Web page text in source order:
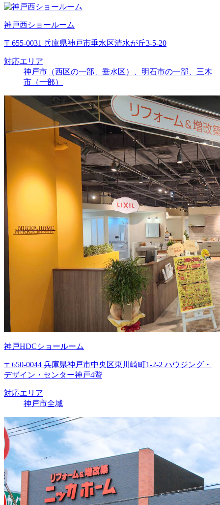
神戸西ショールーム
〒655-0031 兵庫県神戸市垂水区清水が丘3-5-20
対応エリア
神戸市（西区の一部、垂水区）、明石市の一部、三木
市（一部）
神戸HDCショールーム
〒650-0044 兵庫県神戸市中央区東川崎町1-2-2 ハウジング・
デザイン・センター神戸4階
対応エリア
神戸市全域